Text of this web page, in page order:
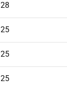
28
25
25
25